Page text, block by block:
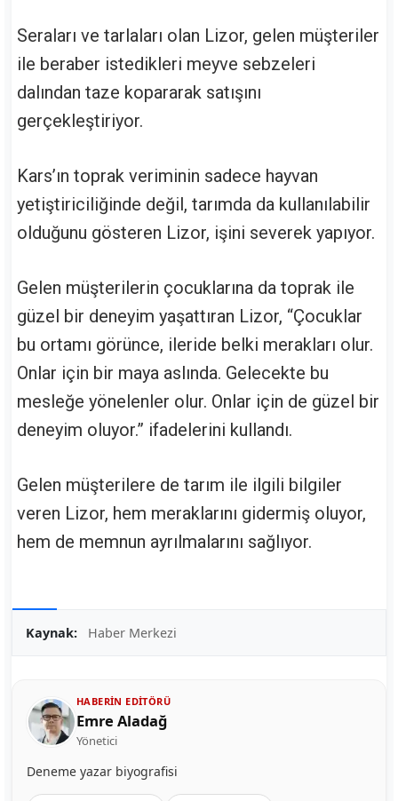
Seraları ve tarlaları olan Lizor, gelen müşteriler
ile beraber istedikleri meyve sebzeleri
dalından taze kopararak satışını
gerçekleştiriyor.
Kars’ın toprak veriminin sadece hayvan
yetiştiriciliğinde değil, tarımda da kullanılabilir
olduğunu gösteren Lizor, işini severek yapıyor.
Gelen müşterilerin çocuklarına da toprak ile
güzel bir deneyim yaşattıran Lizor, “Çocuklar
bu ortamı görünce, ileride belki merakları olur.
Onlar için bir maya aslında. Gelecekte bu
mesleğe yönelenler olur. Onlar için de güzel bir
deneyim oluyor.” ifadelerini kullandı.
Gelen müşterilere de tarım ile ilgili bilgiler
veren Lizor, hem meraklarını gidermiş oluyor,
hem de memnun ayrılmalarını sağlıyor.
Kaynak: Haber Merkezi
HABERIN EDITÖRÜ
Emre Aladağ
Yönetici
Deneme yazar biyografisi